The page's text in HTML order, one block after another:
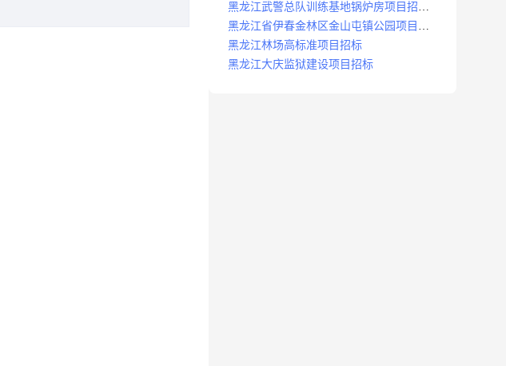
黑龙江武警总队训练基地锅炉房项目招标
公示
黑龙江省伊春金林区金山屯镇公园项目招
标公告
黑龙江林场高标准项目招标
黑龙江大庆监狱建设项目招标